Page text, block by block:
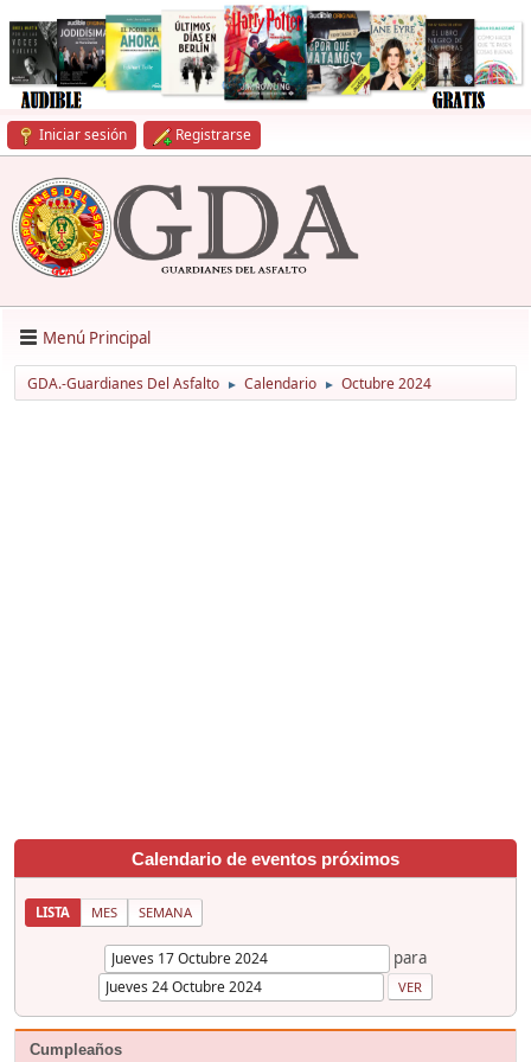
Iniciar sesión Registrarse
Menú Principal
GDA.-Guardianes Del Asfalto ► Calendario ► Octubre 2024
Calendario de eventos próximos
LISTA MES SEMANA
para
Cumpleaños